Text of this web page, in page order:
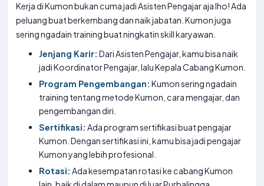
Kerja di Kumon bukan cuma jadi Asisten Pengajar aja lho! Ada
peluang buat berkembang dan naik jabatan. Kumon juga
sering ngadain training buat ningkatin skill karyawan.
Jenjang Karir: Dari Asisten Pengajar, kamu bisa naik
jadi Koordinator Pengajar, lalu Kepala Cabang Kumon.
Program Pengembangan: Kumon sering ngadain
training tentang metode Kumon, cara mengajar, dan
pengembangan diri.
Sertifikasi: Ada program sertifikasi buat pengajar
Kumon. Dengan sertifikasi ini, kamu bisa jadi pengajar
Kumon yang lebih profesional.
Rotasi: Ada kesempatan rotasi ke cabang Kumon